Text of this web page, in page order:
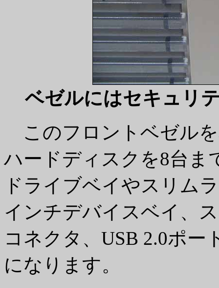
ベゼルにはセキュリ
このフロントベゼルを
ハードディスクを8台ま
ドライブベイやスリム
インチデバイスベイ、
コネクタ、USB 2.0ポ
になります。